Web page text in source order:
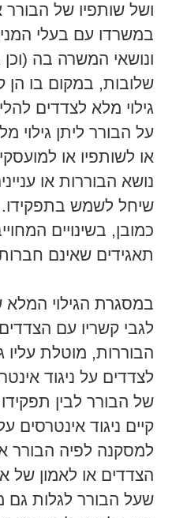
ושל שותפיו של הבורר
במשרדו עם בעלי
ונושאי המשרה בה
שלובות, במקום בו הן
גילוי מלא לצדדים
על הבורר ליתן גילוי
או לשותפיו או
נושא הבוררות או
שיחל לשמש בתפקידו.
כמובן, בשינויים
תאגידים שאינם
במסגרת הגילוי המלא
לגבי קשריו עם
הבוררות, מוטלת
לצדדים על ניגוד
של הבורר לבין
קיים ניגוד אינטרסים
למסקנה לפיה הבורר
הצדדים או לאמון של
שעל הבורר לגלות גם